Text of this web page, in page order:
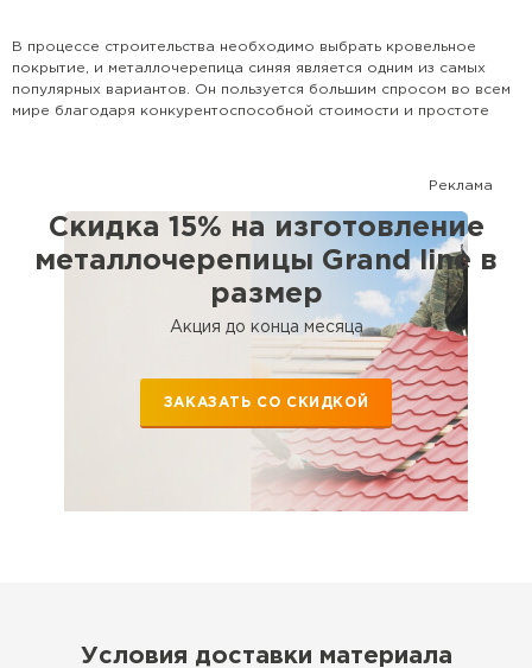
В процессе строительства необходимо выбрать кровельное
покрытие, и металлочерепица синяя является одним из самых
популярных вариантов. Он пользуется большим спросом во всем
мире благодаря конкурентоспособной стоимости и простоте
интернет-магазин предлагает широкий выбор металлической
кровли по невероятно разумным ценам, с доставкой в
кратчайшие сроки.
Реклама
Скидка 15% на изготовление
металлочерепицы Grand line в
размер
Акция до конца месяца
ЗАКАЗАТЬ СО СКИДКОЙ
Условия доставки материала